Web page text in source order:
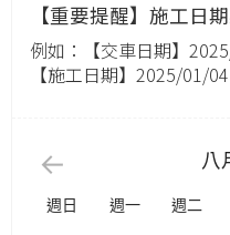
【重要提醒】施工日
例如：【交車日期】
【施工日期】2025/01/
八
週日 週一 週二